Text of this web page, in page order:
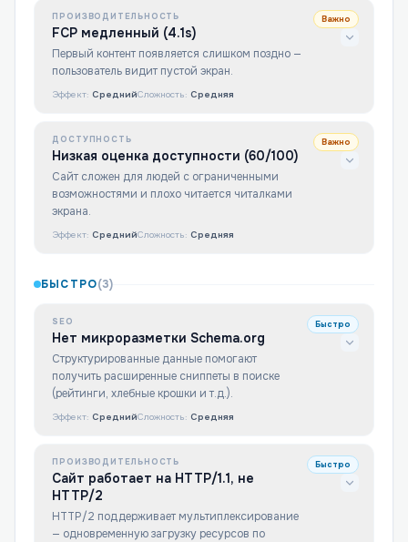
ПРОИЗВОДИТЕЛЬНОСТЬ
FCP медленный (4.1s)
Первый контент появляется слишком поздно —
пользователь видит пустой экран.
Важно
Эффект: СреднийСложность: Средняя
ДОСТУПНОСТЬ
Низкая оценка доступности (60/100)
Сайт сложен для людей с ограниченными
возможностями и плохо читается читалками
экрана.
Важно
Эффект: СреднийСложность: Средняя
БЫСТРО(3)
SEO
Нет микроразметки Schema.org
Структурированные данные помогают
получить расширенные сниппеты в поиске
(рейтинги, хлебные крошки и т.д.).
Быстро
Эффект: СреднийСложность: Средняя
ПРОИЗВОДИТЕЛЬНОСТЬ
Сайт работает на HTTP/1.1, не
HTTP/2
HTTP/2 поддерживает мультиплексирование
— одновременную загрузку ресурсов по
Быстро